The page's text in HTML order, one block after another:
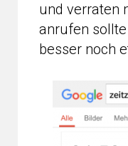
und verraten
anrufen
besser noch